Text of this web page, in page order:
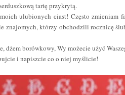
tartę przykrytą.
ulubionych ciast! Często zmieniam
znajomych, którzy obchodzili rocznicę
dżem borówkowy, Wy możecie użyć
i napiszcie co o niej myślicie!